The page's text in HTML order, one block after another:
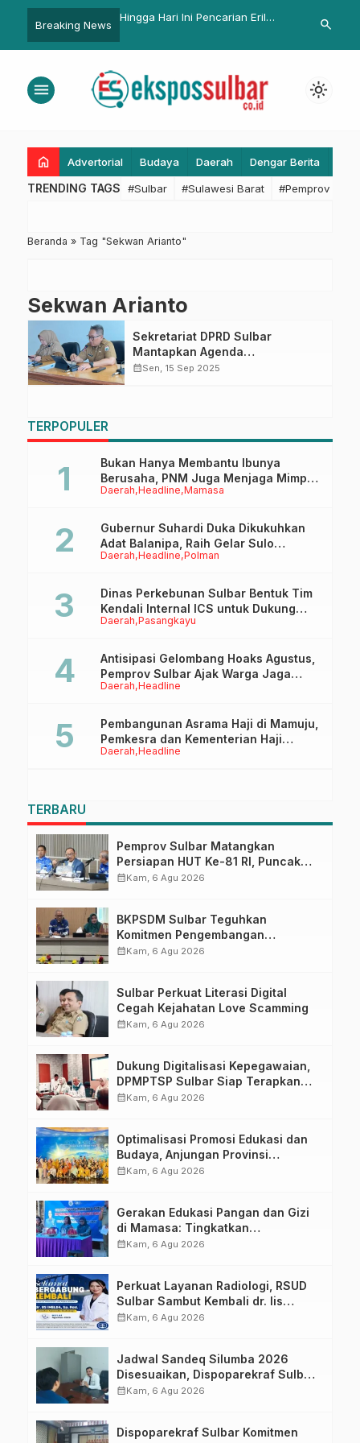
Breaking News
Bahas Program
Hingga Hari Ini Pencarian Eril
Ikhlas Atas Semua Takdir
Bantu
Bonehau
search
menu light_mode
home Advertorial Budaya Daerah Dengar Berita
TRENDING TAGS #Sulbar #Sulawesi Barat #Pemprov
Beranda » Tag "Sekwan Arianto"
Sekwan Arianto
Sekretariat DPRD Sulbar
Mantapkan Agenda
Pendampingan Reses Anggota
calendar_monthSen, 15 Sep 2025
TERPOPULER
Daerah Headline Mamasa
Bukan Hanya Membantu Ibunya
Berusaha, PNM Juga Menjaga Mimpi
Anaknya Untuk Menggapai Cita-Cita
Daerah Headline Polman
Gubernur Suhardi Duka Dikukuhkan
Adat Balanipa, Raih Gelar Sulo
Tappidena
Daerah Pasangkayu
Dinas Perkebunan Sulbar Bentuk Tim
Kendali Internal ICS untuk Dukung
Sertifikasi ISPO Pekebun di
Daerah Headline
Antisipasi Gelombang Hoaks Agustus,
Pemprov Sulbar Ajak Warga Jaga
Ruang Digital
Daerah Headline
Pembangunan Asrama Haji di Mamuju,
Pemkesra dan Kementerian Haji
Sulbar Tinjau Lokasi
TERBARU
Pemprov Sulbar Matangkan
Persiapan HUT Ke-81 RI, Puncak
Upacara di Lapangan Ahmad
calendar_monthKam, 6 Agu 2026
BKPSDM Sulbar Teguhkan
Komitmen Pengembangan
Kompetensi ASN melalui
calendar_monthKam, 6 Agu 2026
Sulbar Perkuat Literasi Digital
Cegah Kejahatan Love Scamming
calendar_monthKam, 6 Agu 2026
Dukung Digitalisasi Kepegawaian,
DPMPTSP Sulbar Siap Terapkan
Aplikasi FLEKSI ASN
calendar_monthKam, 6 Agu 2026
Optimalisasi Promosi Edukasi dan
Budaya, Anjungan Provinsi
Sulawesi Barat Perkuat Kolaborasi
calendar_monthKam, 6 Agu 2026
Gerakan Edukasi Pangan dan Gizi
di Mamasa: Tingkatkan
Pengetahuan dan Keterampilan
calendar_monthKam, 6 Agu 2026
Perkuat Layanan Radiologi, RSUD
Sulbar Sambut Kembali dr. Iis
Imelda, Sp.Rad
calendar_monthKam, 6 Agu 2026
Jadwal Sandeq Silumba 2026
Disesuaikan, Dispoparekraf Sulbar
Pastikan Persiapan Tetap
calendar_monthKam, 6 Agu 2026
Dispoparekraf Sulbar Komitmen